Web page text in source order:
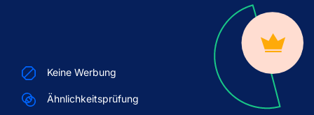
Keine Werbung
Ähnlichkeitsprüfung